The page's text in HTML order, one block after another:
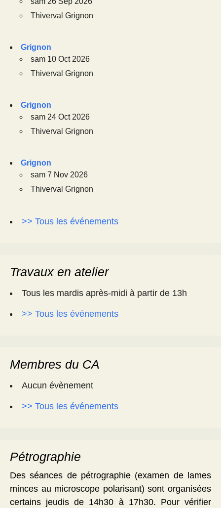
Thiverval Grignon
Grignon
sam 10 Oct 2026
Thiverval Grignon
Grignon
sam 24 Oct 2026
Thiverval Grignon
Grignon
sam 7 Nov 2026
Thiverval Grignon
>> Tous les événements
Travaux en atelier
Tous les mardis après-midi à partir de 13h
>> Tous les événements
Membres du CA
Aucun évènement
>> Tous les événements
Pétrographie
Des séances de pétrographie (examen de lames
minces au microscope polarisant) sont organisées
certains jeudis de 14h30 à 17h30. Pour vérifier